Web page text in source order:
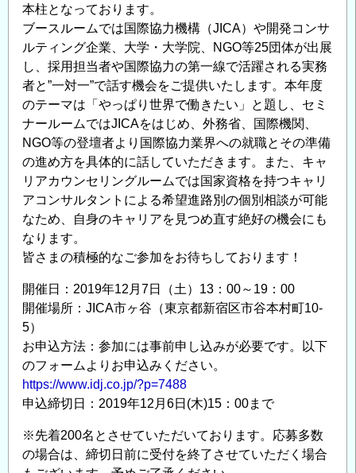
資
源
機
構）
の
本柱となっております。
ブースルームでは国際協力機構（JICA）や開発コンサ
ルティング企業、大学・大学院、NGO等25団体が出展
し、採用担当者や国際協力の第一線で活躍される実務
者と”一対一”で話す機会をご提供いたします。本年度
のテーマは「やっぱり世界で働きたい」と題し、セミ
ナールームではJICAをはじめ、外務省、国際機関、
NGO等の登壇者より国際協力業界への就職とその準備
の進め方を具体的に話していただきます。また、キャ
リアカウンセリングルームでは国家資格を持つキャリ
アコンサルタントによる希望進路別の個別相談が可能
なため、自身のキャリアを見つめ直す絶好の機会にも
なります。
皆さまの積極的なご参加をお待ちしております！
開催日：2019年12月7日（土）13：00～19：00
開催場所：JICA市ヶ谷（東京都新宿区市谷本村町10-
5）
お申込方法：参加には事前申し込みが必要です。以下
のフォームよりお申込みください。
https://www.idj.co.jp/?p=7488
申込締切日：2019年12月6日(木)15：00まで
※先着200名とさせていただいております。応募多数
の場合は、締切日前に受付を終了させていただく場合